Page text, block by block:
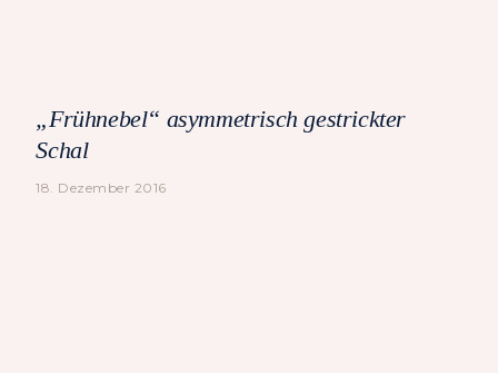
„Frühnebel“ asymmetrisch gestrickter
Schal
18. Dezember 2016